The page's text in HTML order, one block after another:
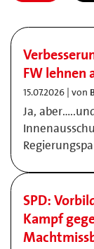
FW lehnen
15.07.2026 | von
Ja,
SPD:
Kampf